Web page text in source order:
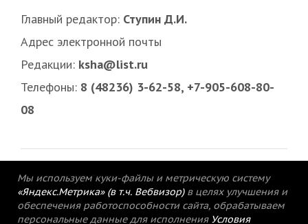
Главный редактор: Ступин Д.И.
Адрес электронной почты
Редакции: ksha@list.ru
Телефоны: 8 (48236) 3-62-58, +7-905-608-80-
08
Мы используем куки-файлы и метрическую систему
«Яндекс.Метрика» (в т.ч. Вебвизор) в целях улучшения и
обеспечения работоспособности сайта, обрабатываем
персональные данные для исполнения Условия